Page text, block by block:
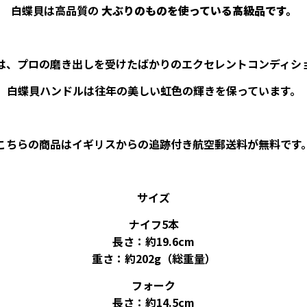
白蝶貝は高品質の 大ぶりのものを使っている高級品です。
、プロの磨き出しを受けたばかりのエクセレントコンディシ
白蝶貝ハンドルは往年の美しい虹色の輝きを保っています。
ちらの商品はイギリスからの追跡付き航空郵送料が無料です。
サイズ
ナイフ5本
長さ：約19.6cm
重さ：約202g（総重量）
フォーク
長さ：約14.5cm